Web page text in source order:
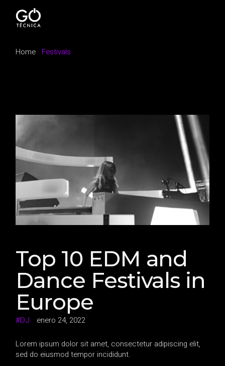
content
Home Festivals
Top 10 EDM and
Dance Festivals in
Europe
DJ enero 24, 2022
Lorem ipsum dolor sit amet, consectetur adipiscing elit,
sed do eiusmod tempor incididunt.